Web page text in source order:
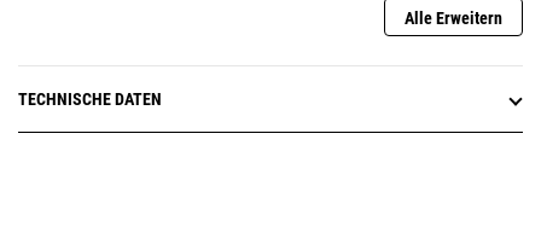
Alle Erweitern
TECHNISCHE DATEN